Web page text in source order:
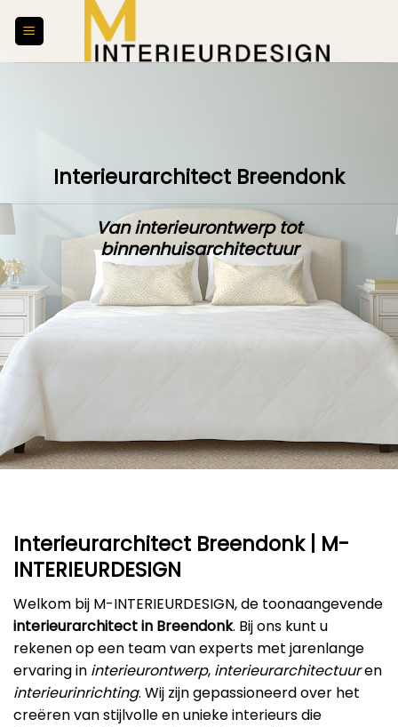
Interieurarchitect Breendonk
Van interieurontwerp tot
binnenhuisarchitectuur
Interieurarchitect Breendonk | M-
INTERIEURDESIGN
Welkom bij M-INTERIEURDESIGN, de toonaangevende
interieurarchitect in Breendonk. Bij ons kunt u
rekenen op een team van experts met jarenlange
ervaring in interieurontwerp, interieurarchitectuuren
interieurinrichting. Wij zijn gepassioneerd over het
creëren van stijlvolle en unieke interieurs die